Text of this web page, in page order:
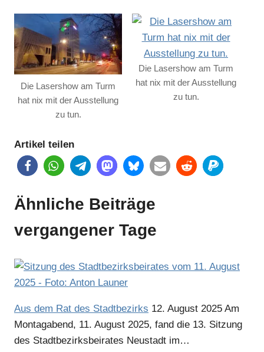
Anzeige
Anzeige
Anzeige
Anzeige
Die Lasershow am Turm
hat nix mit der Ausstellung
zu tun.
Die Lasershow am Turm
hat nix mit der Ausstellung
zu tun.
Artikel teilen
Ähnliche Beiträge
vergangener Tage
Aus dem Rat des Stadtbezirks 12. August 2025 Am
Montagabend, 11. August 2025, fand die 13. Sitzung
des Stadtbezirksbeirates Neustadt im…